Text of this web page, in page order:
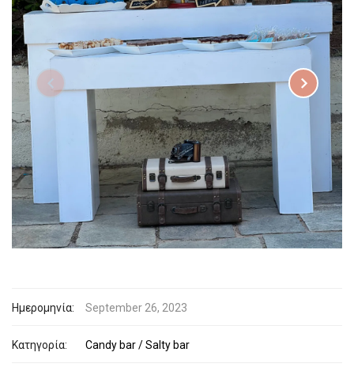
Ημερομηνία: September 26, 2023
Κατηγορία: Candy bar / Salty bar